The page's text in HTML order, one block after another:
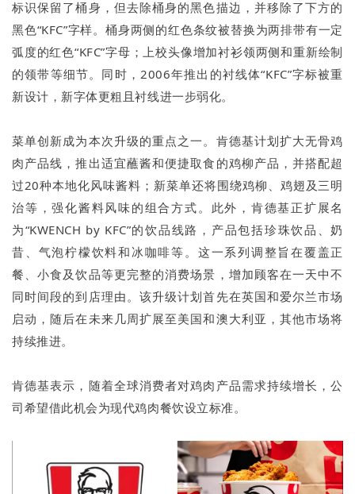
标识保留了桶身，但去除桶身的黑色描边，并移除了下方的
黑色“KFC”字样。桶身两侧的红色条纹被替换为两排带有一定
弧度的红色“KFC”字母；上校头像增加衬衫领两侧和重新绘制
的领带等细节。同时，2006年推出的衬线体“KFC”字标被重
新设计，新字体更粗且衬线进一步弱化。
菜单创新成为本次升级的重点之一。肯德基计划扩大无骨鸡
肉产品线，推出适宜蘸酱和便捷取食的鸡柳产品，并搭配超
过20种本地化风味酱料；新菜单还将围绕鸡柳、鸡翅及三明
治等，强化酱料风味的组合方式。此外，肯德基正扩展名
为“KWENCH by KFC”的饮品线路，产品包括珍珠饮品、奶
昔、气泡柠檬饮料和冰咖啡等。这一系列调整旨在覆盖正
餐、小食及饮品等更完整的消费场景，增加顾客在一天中不
同时间段的到店理由。该升级计划首先在英国和爱尔兰市场
启动，随后在未来几周扩展至美国和澳大利亚，其他市场将
持续推进。
肯德基表示，随着全球消费者对鸡肉产品需求持续增长，公
司希望借此机会为现代鸡肉餐饮设立标准。